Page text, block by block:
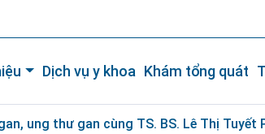
Dịch vụ y khoa Khám tổng quát
ung thư gan cùng TS. BS. Lê Thị Tuyết